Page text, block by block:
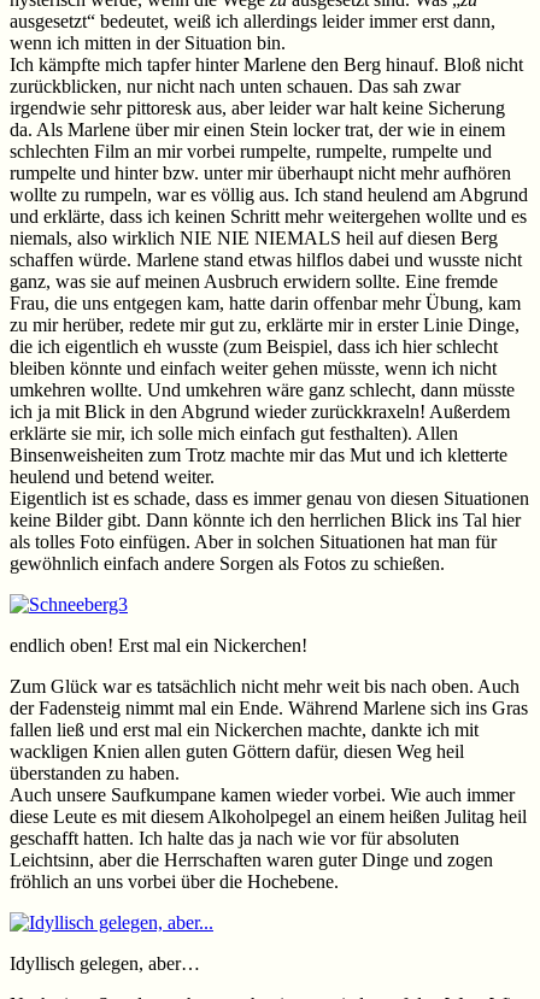
ausgesetzt“ bedeutet, weiß ich allerdings leider immer erst dann,
wenn ich mitten in der Situation bin.
Ich kämpfte mich tapfer hinter Marlene den Berg hinauf. Bloß nicht
zurückblicken, nur nicht nach unten schauen. Das sah zwar
irgendwie sehr pittoresk aus, aber leider war halt keine Sicherung
da. Als Marlene über mir einen Stein locker trat, der wie in einem
schlechten Film an mir vorbei rumpelte, rumpelte, rumpelte und
rumpelte und hinter bzw. unter mir überhaupt nicht mehr aufhören
wollte zu rumpeln, war es völlig aus. Ich stand heulend am Abgrund
und erklärte, dass ich keinen Schritt mehr weitergehen wollte und es
niemals, also wirklich NIE NIE NIEMALS heil auf diesen Berg
schaffen würde. Marlene stand etwas hilflos dabei und wusste nicht
ganz, was sie auf meinen Ausbruch erwidern sollte. Eine fremde
Frau, die uns entgegen kam, hatte darin offenbar mehr Übung, kam
zu mir herüber, redete mir gut zu, erklärte mir in erster Linie Dinge,
die ich eigentlich eh wusste (zum Beispiel, dass ich hier schlecht
bleiben könnte und einfach weiter gehen müsste, wenn ich nicht
umkehren wollte. Und umkehren wäre ganz schlecht, dann müsste
ich ja mit Blick in den Abgrund wieder zurückkraxeln! Außerdem
erklärte sie mir, ich solle mich einfach gut festhalten). Allen
Binsenweisheiten zum Trotz machte mir das Mut und ich kletterte
heulend und betend weiter.
Eigentlich ist es schade, dass es immer genau von diesen Situationen
keine Bilder gibt. Dann könnte ich den herrlichen Blick ins Tal hier
als tolles Foto einfügen. Aber in solchen Situationen hat man für
gewöhnlich einfach andere Sorgen als Fotos zu schießen.
endlich oben! Erst mal ein Nickerchen!
Zum Glück war es tatsächlich nicht mehr weit bis nach oben. Auch
der Fadensteig nimmt mal ein Ende. Während Marlene sich ins Gras
fallen ließ und erst mal ein Nickerchen machte, dankte ich mit
wackligen Knien allen guten Göttern dafür, diesen Weg heil
überstanden zu haben.
Auch unsere Saufkumpane kamen wieder vorbei. Wie auch immer
diese Leute es mit diesem Alkoholpegel an einem heißen Julitag heil
geschafft hatten. Ich halte das ja nach wie vor für absoluten
Leichtsinn, aber die Herrschaften waren guter Dinge und zogen
fröhlich an uns vorbei über die Hochebene.
Idyllisch gelegen, aber…